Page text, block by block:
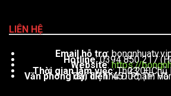
LIÊN HỆ
Email hỗ trợ:
Hotline: 0394 850 217
Website:https://
Thời gian làm việc : Thứ 2 – Chủ Nhật, từ 08:00 đến 23:00
Văn phòng đại diện: 451 Phạm Văn Đồng, Phường Linh Tây, TP. Thủ